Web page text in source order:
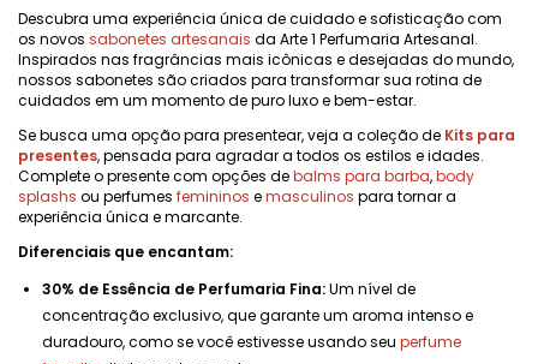
Descubra uma experiência única de cuidado e sofisticação com
os novos sabonetes artesanais da Arte 1 Perfumaria Artesanal.
Inspirados nas fragrâncias mais icônicas e desejadas do mundo,
nossos sabonetes são criados para transformar sua rotina de
cuidados em um momento de puro luxo e bem-estar.
Se busca uma opção para presentear, veja a coleção de Kits para
presentes, pensada para agradar a todos os estilos e idades.
Complete o presente com opções debalms para barba,body
splashs ou perfumes femininos emasculinos para tornar a
experiência única e marcante.
Diferenciais que encantam:
30% de Essência de Perfumaria Fina:Um nível de
concentração exclusivo, que garante um aroma intenso e
duradouro, como se você estivesse usando seu perfume